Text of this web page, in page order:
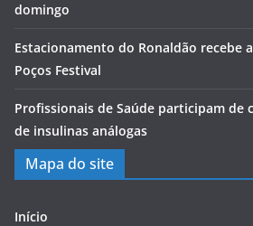
domingo
Estacionamento do Ronaldão recebe
Poços Festival
Profissionais de Saúde participam de
de insulinas análogas
Mapa do site
Início